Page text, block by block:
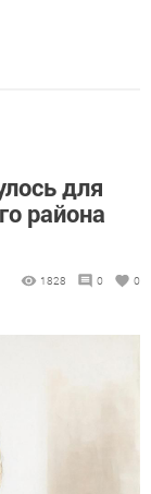
для
района
1828 0 0